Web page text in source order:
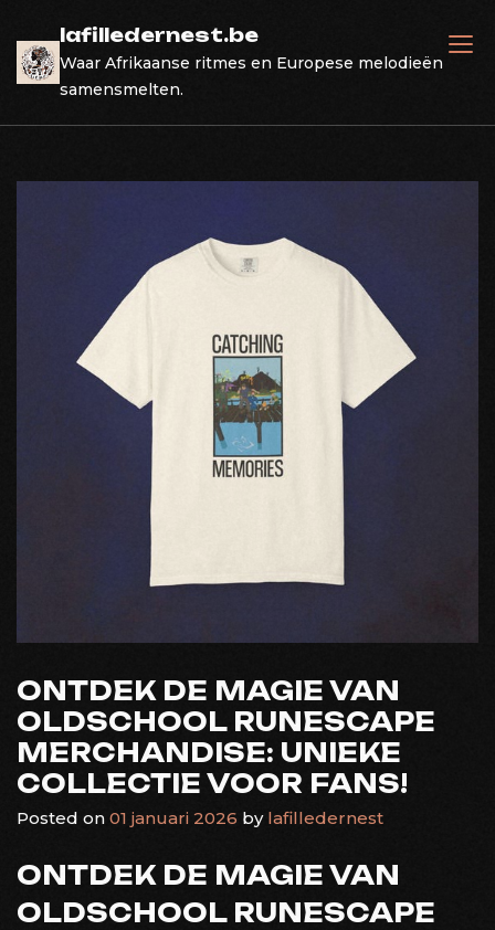
content
lafilledernest.be
Waar Afrikaanse ritmes en Europese melodieën
samensmelten.
ONTDEK DE MAGIE VAN
OLDSCHOOL RUNESCAPE
MERCHANDISE: UNIEKE
COLLECTIE VOOR FANS!
Posted on 01 januari 2026 by lafilledernest
ONTDEK DE MAGIE VAN
OLDSCHOOL RUNESCAPE